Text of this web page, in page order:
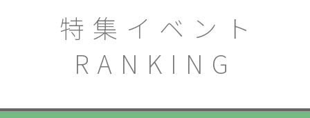
特集イベント
RANKING